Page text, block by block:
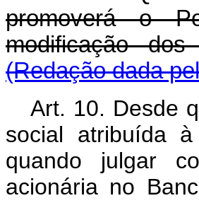
promoverá o
modificação
(Redação dada
Art. 10. Desde
social atribuída
quando julgar
acionária no